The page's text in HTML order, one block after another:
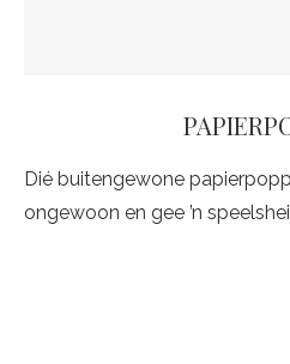
Dié buitengewone
ongewoon en gee ’n